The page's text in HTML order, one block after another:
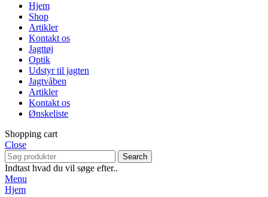
Hjem
Shop
Artikler
Kontakt os
Jagttøj
Optik
Udstyr til jagten
Jagtvåben
Artikler
Kontakt os
Ønskeliste
Shopping cart
Close
Search
Indtast hvad du vil søge efter..
Menu
Hjem